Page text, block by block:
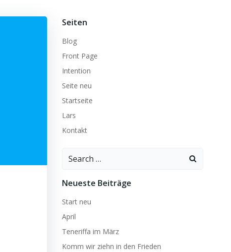
Seiten
Blog
Front Page
Intention
Seite neu
Startseite
Lars
Kontakt
Search
Neueste Beiträge
Start neu
April
Teneriffa im März
Komm wir ziehn in den Frieden